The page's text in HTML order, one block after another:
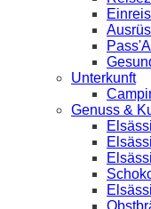
Unterkunft
Genuss &